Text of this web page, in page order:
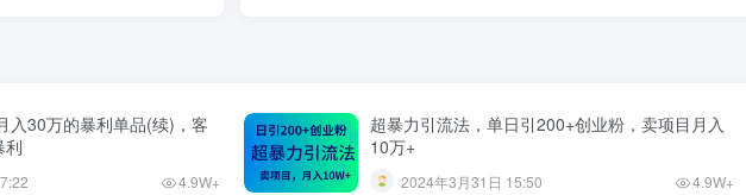
入30万的暴利单品(续)，客
利
4.9W+
超暴力引流法，单日引200+创业粉，卖项目月入
10万+
2024年3月31日 15:50 4.9W+